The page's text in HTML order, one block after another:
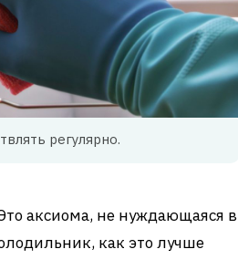
регулярно.
аксиома, не нуждающаяся в
как это лучше